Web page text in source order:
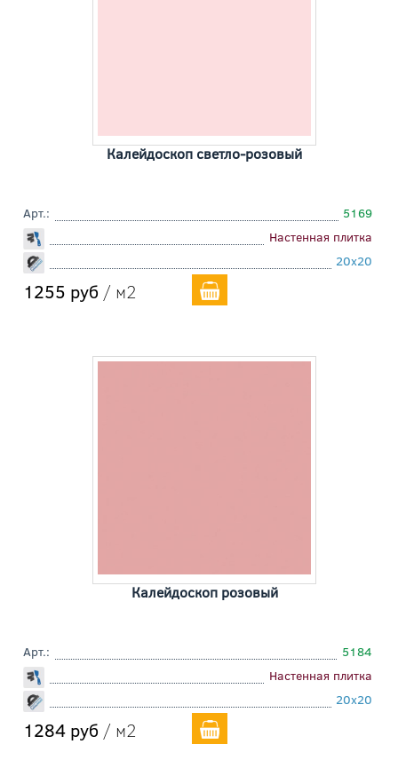
Калейдоскоп светло-розовый
Арт.:
5169
Настенная плитка
20x20
1255 руб / м2
Калейдоскоп розовый
Арт.:
5184
Настенная плитка
20x20
1284 руб / м2